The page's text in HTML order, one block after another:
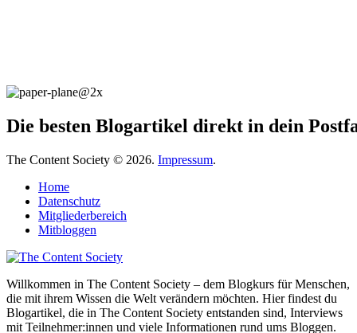
Die besten Blogartikel direkt in dein
The Content Society © 2026. Impressum.
Home
Datenschutz
Mitgliederbereich
Mitbloggen
Willkommen in The Content Society – dem Blogkurs für Menschen,
die mit ihrem Wissen die Welt verändern möchten. Hier findest du
Blogartikel, die in The Content Society entstanden sind, Interviews
mit Teilnehmer:innen und viele Informationen rund ums Bloggen.